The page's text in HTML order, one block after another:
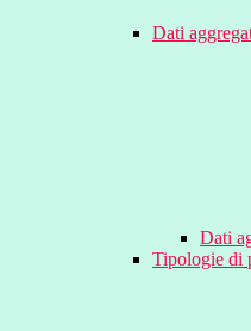
Dati
Dati
Tipologie di